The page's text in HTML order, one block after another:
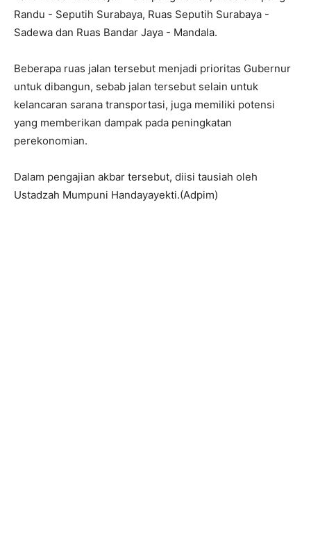
Randu - Seputih Surabaya, Ruas Seputih Surabaya -
Sadewa dan Ruas Bandar Jaya - Mandala.
Beberapa ruas jalan tersebut menjadi prioritas Gubernur
untuk dibangun, sebab jalan tersebut selain untuk
kelancaran sarana transportasi, juga memiliki potensi
yang memberikan dampak pada peningkatan
perekonomian.
Dalam pengajian akbar tersebut, diisi tausiah oleh
Ustadzah Mumpuni Handayayekti.(Adpim)